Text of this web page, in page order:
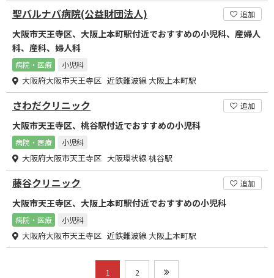
聖バルナバ病院(公益財団法人) 追加
大阪市天王寺区、大阪上本町駅付近でおすすめの小児科、産婦人
科、産科、婦人科
病院・医療 小児科
大阪府大阪市天王寺区 近鉄難波線 大阪上本町駅
さわだクリニック 追加
大阪市天王寺区、桃谷駅付近でおすすめの小児科
病院・医療 小児科
大阪府大阪市天王寺区 大阪環状線 桃谷駅
藤谷クリニック 追加
大阪市天王寺区、大阪上本町駅付近でおすすめの小児科
病院・医療 小児科
大阪府大阪市天王寺区 近鉄難波線 大阪上本町駅
1 2